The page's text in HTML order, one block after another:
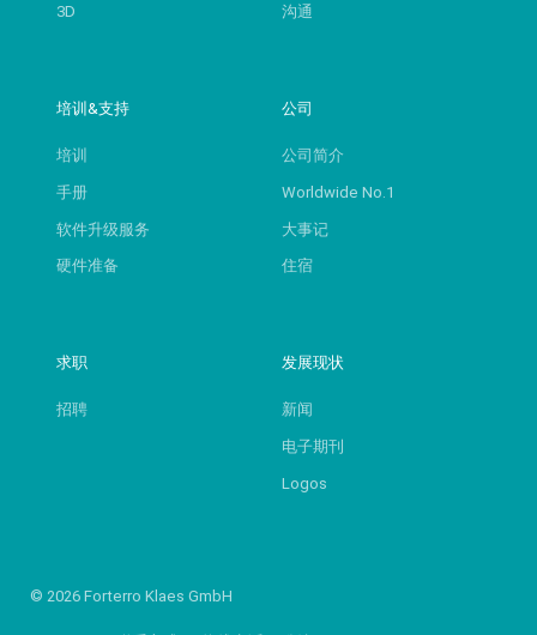
3D 沟通
培训&支持
培训
手册
软件升级服务
硬件准备
公司
公司简介
Worldwide No.1
大事记
住宿
求职
招聘
发展现状
新闻
电子期刊
Logos
© 2026 Forterro Klaes GmbH